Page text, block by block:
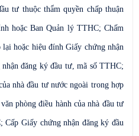
tư thuộc thẩm quyền chấp thuận
hoặc Ban Quản lý TTHC; Chấm
hoặc hiệu đính Giấy chứng nhận
đăng ký đầu tư, mã số TTHC;
nhà đầu tư nước ngoài trong hợp
phòng điều hành của nhà đầu tư
Cấp Giấy chứng nhận đăng ký đầu